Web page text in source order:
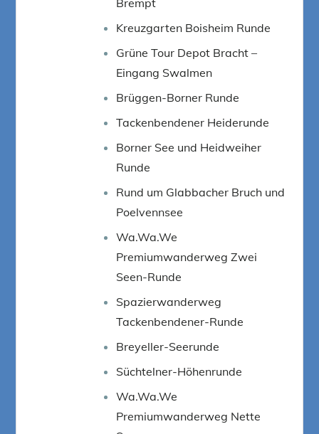
Kreuzgarten Boisheim Runde
Grüne Tour Depot Bracht –
Eingang Swalmen
Brüggen-Borner Runde
Tackenbendener Heiderunde
Borner See und Heidweiher
Runde
Rund um Glabbacher Bruch und
Poelvennsee
Wa.Wa.We
Premiumwanderweg Zwei
Seen-Runde
Spazierwanderweg
Tackenbendener-Runde
Breyeller-Seerunde
Süchtelner-Höhenrunde
Wa.Wa.We
Premiumwanderweg Nette